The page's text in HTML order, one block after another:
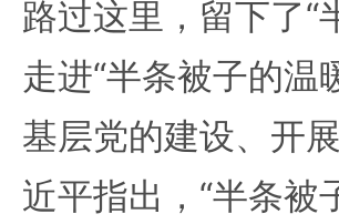
路过这里，留下了“
走进“半条被子的温
基层党的建设、开
近平指出，“半条被